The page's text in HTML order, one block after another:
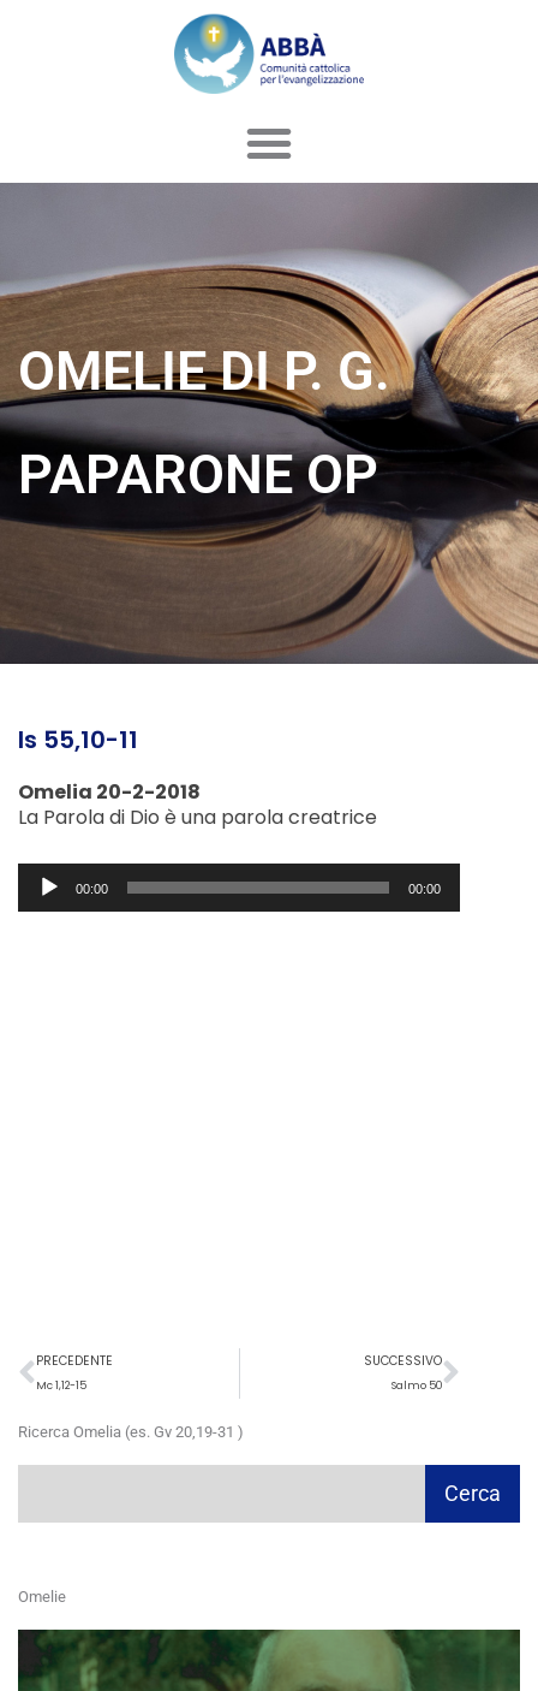
OMELIE DI P. G.
PAPARONE OP
Is 55,10-11
Omelia 20-2-2018
La Parola di Dio è una parola creatrice
Audio
Player00:00 00:00
Precedente
PRECEDENTE
Mc 1,12-15
SUCCESSIVO
Salmo 50
Ricerca Omelia (es. Gv 20,19-31 )
Cerca
Omelie